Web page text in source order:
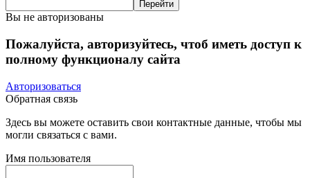
Вы не авторизованы
Пожалуйста, авторизуйтесь, чтоб иметь доступ к
полному функционалу сайта
Авторизоваться
Обратная связь
Здесь вы можете оставить свои контактные данные, чтобы мы
могли связаться с вами.
Имя пользователя